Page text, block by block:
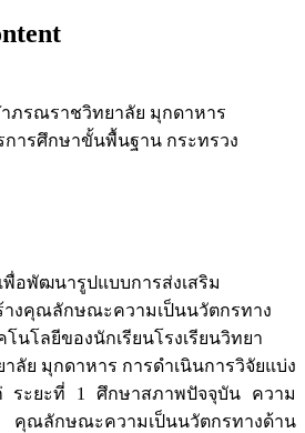
าภรณราชวิทยาลัย มุกดาหาร
ารศึกษาขั้นพื้นฐาน กระทรวง
พื่อพัฒนารูปแบบการส่งเสริม
างคุณลักษณะความเป็นนวัตกรทาง
นโลยีของนักเรียนโรงเรียนวิทยา
ลัย มุกดาหาร การดำเนินการวิจัยแบ่ง
ระยะที่ 1 ศึกษาสภาพปัจจุบัน ความ
กษณะความเป็นนวัตกรทางด้าน